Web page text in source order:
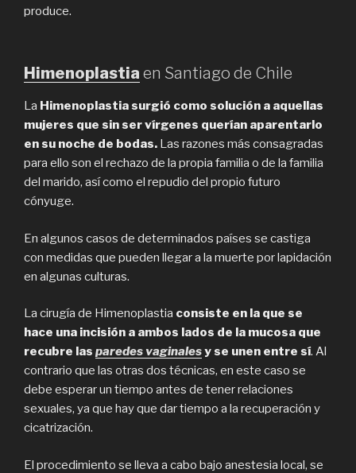
produce.
Himenoplastia en Santiago de Chile
La Himenoplastiasurgió como solución a aquellas
mujeres que sin ser vírgenes querían aparentarlo
en su noche de bodas. Las razones más consagradas
para ello son el rechazo de la propia familia o de la familia
del marido, así como el repudio del propio futuro
cónyuge.
En algunos casos de determinados países se castiga
con medidas que pueden llegar a la muerte por lapidación
en algunas culturas.
La cirugía de Himenoplastia consiste en la que se
hace una incisión a ambos lados de la mucosa que
recubre las paredes vaginalesy se unen entre sí. Al
contrario que las otras dos técnicas, en este caso se
debe esperar un tiempo antes de tener relaciones
sexuales, ya que hay que dar tiempo a la recuperación y
cicatrización.
El procedimiento se lleva a cabo bajo anestesia local, se